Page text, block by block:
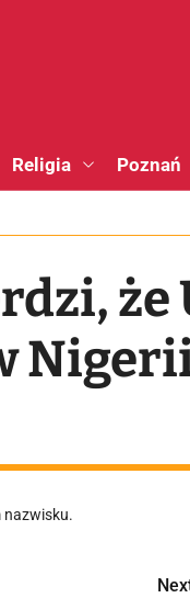
Religia Poznań
że
nazwisku.